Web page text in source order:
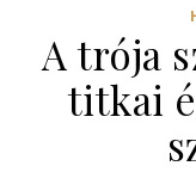
A trója
titkai